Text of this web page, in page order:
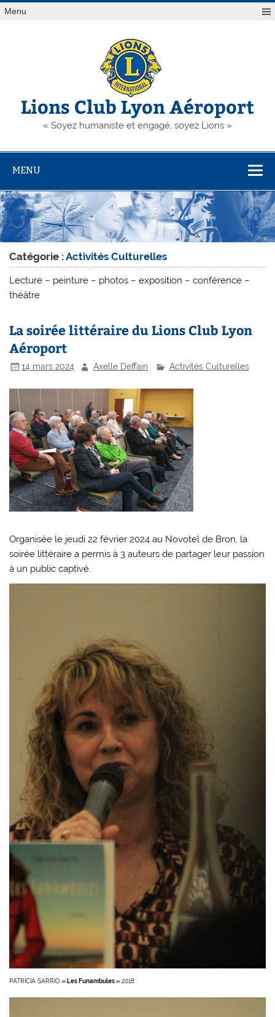
Skip
toMenu
Lions Club Lyon Aéroport
« Soyez humaniste et engagé, soyez Lions »
MENU
Catégorie :Activités Culturelles
Lecture – peinture – photos – exposition – conférence –
théâtre
La soirée littéraire du Lions Club Lyon
Aéroport
14 mars 2024 Axelle Deffain Activités Culturelles
Organisée le jeudi 22 février 2024 au Novotel de Bron, la
soirée littéraire a permis à 3 auteurs de partager leur passion
à un public captivé.
PATRICIA SARRIO« Les Funambules » 2018